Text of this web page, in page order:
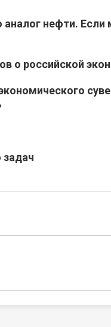
аналог нефти.
о российской
задач